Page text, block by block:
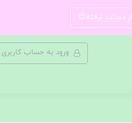
از دستت نرفته😍
ورود به حساب کاربری